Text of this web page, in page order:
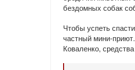
бездомных собак
Чтобы успеть
частный мини-
Коваленко,